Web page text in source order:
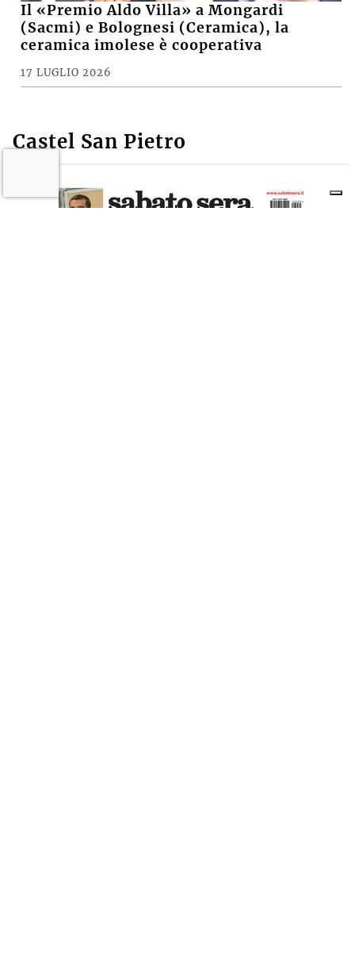
Il «Premio Aldo Villa» a Mongardi
(Sacmi) e Bolognesi (Ceramica), la
ceramica imolese è cooperativa
17 LUGLIO 2026
Castel San Pietro